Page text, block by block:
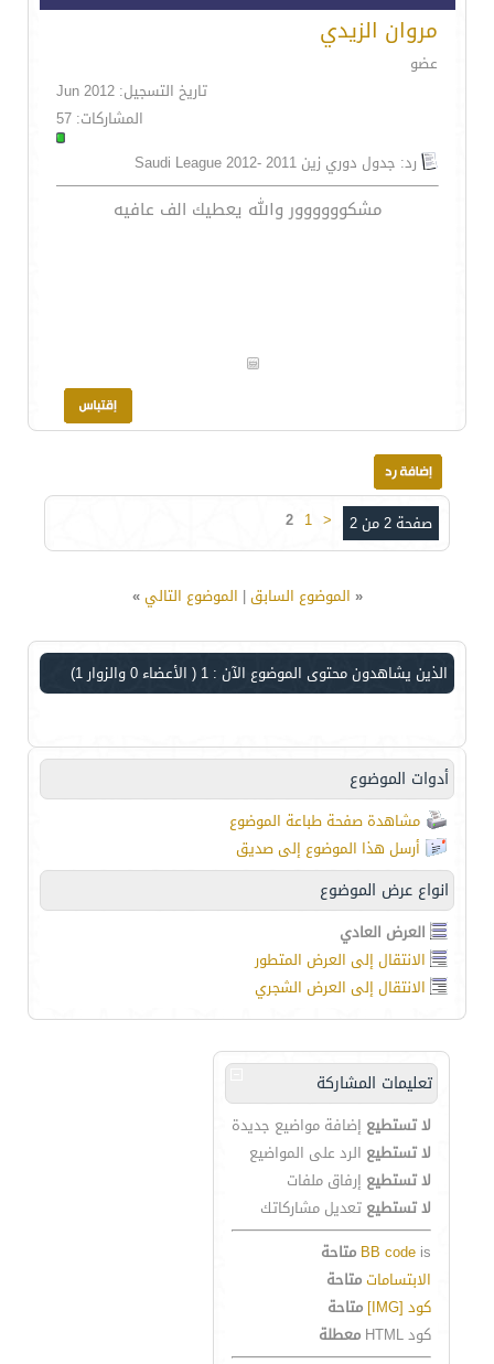
مروان الزيدي
عضو
تاريخ التسجيل: Jun 2012
المشاركات: 57
رد: جدول دوري زين 2011 -Saudi League 2012
مشكوووووور والله يعطيك الف عافيه
صفحة 2 من 2 <
1
2
« الموضوع السابق| الموضوع التالي»
الذين يشاهدون محتوى الموضوع الآن : 1 ( الأعضاء 0 والزوار 1)
أدوات الموضوع
مشاهدة صفحة طباعة الموضوع
أرسل هذا الموضوع إلى صديق
انواع عرض الموضوع
العرض العادي
الانتقال إلى العرض المتطور
الانتقال إلى العرض الشجري
تعليمات المشاركة
لا تستطيع إضافة مواضيع جديدة
لا تستطيع الرد على المواضيع
لا تستطيع إرفاق ملفات
لا تستطيع تعديل مشاركاتك
BB code is
متاحة
الابتساماتمتاحة
كود [IMG]
متاحة
كود HTML
معطلة